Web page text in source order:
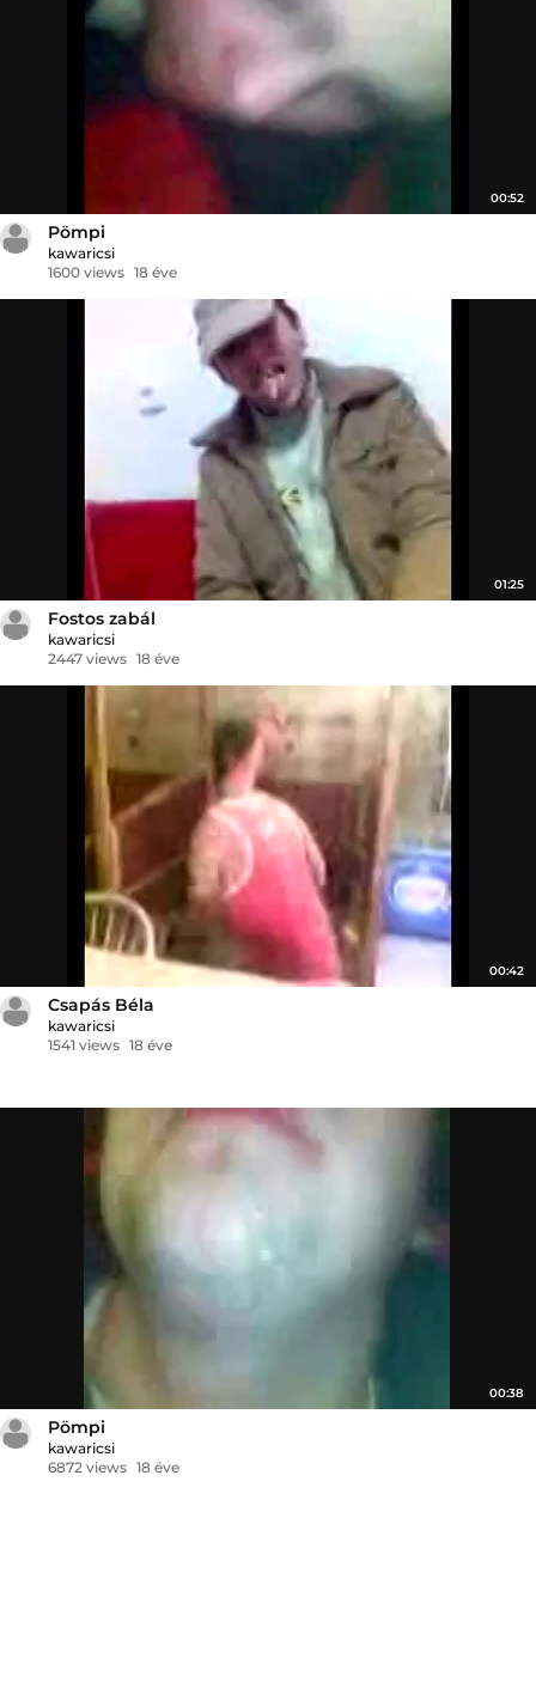
00:52
Pömpi
kawaricsi
1600 views 18 éve
01:25
Fostos zabál
kawaricsi
2447 views 18 éve
00:42
Csapás Béla
kawaricsi
1541 views 18 éve
00:38
Pömpi
kawaricsi
6872 views 18 éve